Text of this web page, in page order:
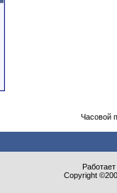
Часовой
Copyright